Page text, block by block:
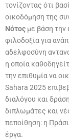
τονίζοντας ότι
οικοδόμηση της
Νότος με βάση την
φιλοδοξία για
αδελφοσύνη
η οποία
την επιθυμία να
Sahara 2025
διαλόγου και
διπλωμάτες και
πεποίθηση: η
έργα.